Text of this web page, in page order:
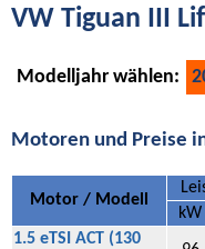
VW Tiguan III
Modelljahr wählen:
Motoren und Preise
Motor / Modell
kW
1.5 eTSI ACT (130